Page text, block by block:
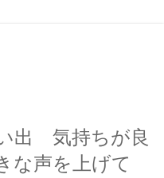
出 気持ちが良
な声を上げて